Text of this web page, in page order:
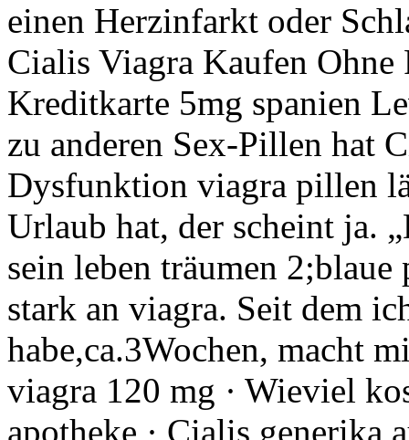
einen Herzinfarkt oder
Cialis Viagra Kaufen Ohne
Kreditkarte 5mg spanien
zu anderen Sex-Pillen hat
Dysfunktion viagra pillen
Urlaub hat, der scheint ja.
sein leben träumen
stark an viagra. Seit dem
habe,ca.3Wochen, macht
viagra 120 mg · Wieviel
apotheke · Cialis generika